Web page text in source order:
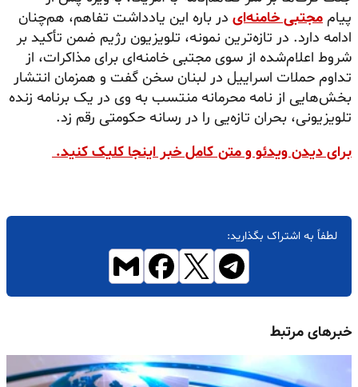
پیام مجتبی خامنه‌ای در باره این یادداشت تفاهم، هم‌چنان
ادامه دارد. در تازه‌ترین نمونه، تلویزیون رژیم ضمن تأکید بر
شروط اعلام‌شده از سوی مجتبی خامنه‌ای برای مذاکرات، از
تداوم حملات اسراییل در لبنان سخن گفت و همزمان انتشار
بخش‌هایی از نامه‌ محرمانه منتسب به وی در یک برنامه زنده
تلویزیونی، بحران تازه‌یی را در رسانه حکومتی رقم زد.
برای دیدن ویدئو و متن کامل خبر اینجا کلیک کنید.
لطفاً به اشتراک بگذارید:
خبرهای مرتبط